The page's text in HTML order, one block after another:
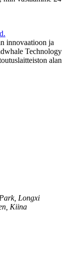
innovaatioon ja
Technology
alan
Longxi
Kiina